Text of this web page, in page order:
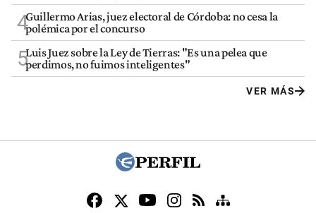
4Guillermo Arias, juez electoral de Córdoba: no cesa la
polémica por el concurso
5Luis Juez sobre la Ley de Tierras: "Es una pelea que
perdimos, no fuimos inteligentes"
VER MÁS